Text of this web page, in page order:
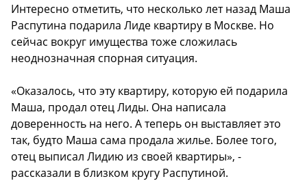
Интересно отметить, что несколько лет назад Маша
Распутина подарила Лиде квартиру в Москве. Но
сейчас вокруг имущества тоже сложилась
неоднозначная спорная ситуация.
«Оказалось, что эту квартиру, которую ей подарила
Маша, продал отец Лиды. Она написала
доверенность на него. А теперь он выставляет это
так, будто Маша сама продала жилье. Более того,
отец выписал Лидию из своей квартиры», -
рассказали в близком кругу Распутиной.